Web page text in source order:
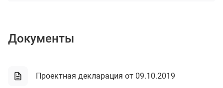
Документы
Проектная декларация от 09.10.2019